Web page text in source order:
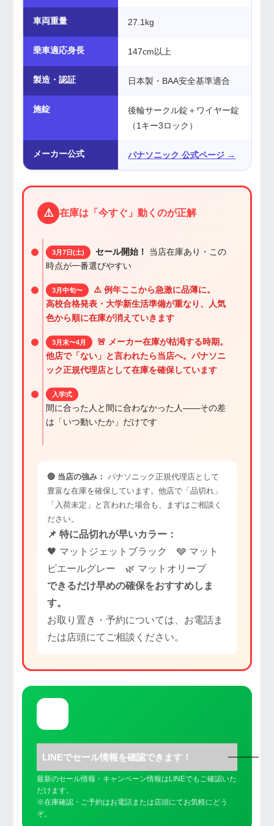
車両重量 27.1kg
乗車適応身長 147cm以上
製造・認証 日本製・BAA安全基準適合
施錠
後輪サークル錠＋ワイヤー錠
（1キー3ロック）
メーカー公式 パナソニック 公式ページ →
⚠️ 在庫は「今すぐ」動くのが正解
3月7日(土) セール開始！
当店在庫あり・この
時点が一番選びやすい
3月中旬〜
⚠️ 例年ここから急激に品薄に。
高校合格発表・大学新生活準備が重なり、人気
色から順に在庫が消えていきます
3月末〜4月
🚨 メーカー在庫が枯渇する時期。
他店で「ない」と言われたら当店へ。パナソニ
ック正規代理店として在庫を確保しています
入学式
間に合った人と間に合わなかった人——その差
は「いつ動いたか」だけです
🔵 当店の強み：
パナソニック正規代理店として
豊富な在庫を確保しています。他店で「品切れ」
「入荷未定」と言われた場合も、まずはご相談く
ださい。
📌 特に品切れが早いカラー：
🖤 マットジェットブラック 🩶 マット
ピエールグレー 🌿 マットオリーブ
できるだけ早めの確保をおすすめしま
す。
お取り置き・予約については、お電話ま
たは店頭にてご相談ください。
LINEでセール情報を確認できます！
最新のセール情報・キャンペーン情報はLINEでもご確認いた
だけます。
※在庫確認・ご予約はお電話または店頭にてお気軽にどう
ぞ。